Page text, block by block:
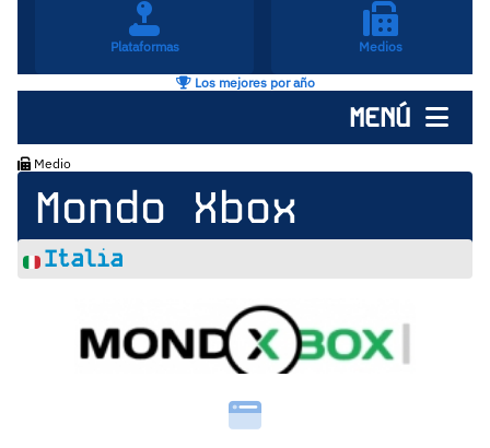
Plataformas Medios
Los mejores por año
MENÚ
Medio
Mondo Xbox
Italia